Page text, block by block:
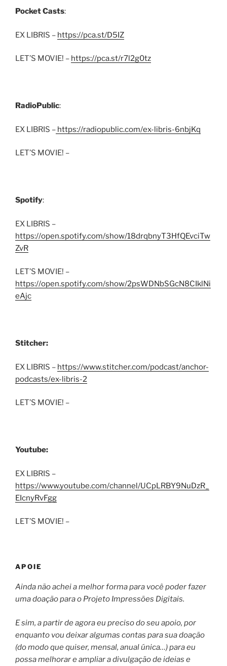
Pocket Casts:
EX LIBRIS – https://pca.st/D5IZ
LET’S MOVIE! – https://pca.st/r7l2g0tz
RadioPublic:
EX LIBRIS – https://radiopublic.com/ex-libris-6nbjKq
LET’S MOVIE! –
Spotify:
EX LIBRIS –
https://open.spotify.com/show/18drqbnyT3HfQEvciTw
ZvR
LET’S MOVIE! –
https://open.spotify.com/show/2psWDNbSGcN8CIklNi
eAjc
Stitcher:
EX LIBRIS – https://www.stitcher.com/podcast/anchor-
podcasts/ex-libris-2
LET’S MOVIE! –
Youtube:
EX LIBRIS –
https://www.youtube.com/channel/UCpLRBY9NuDzR_
EIcnyRvFgg
LET’S MOVIE! –
APOIE
Ainda não achei a melhor forma para você poder fazer
uma doação para o Projeto Impressões Digitais.
E sim, a partir de agora eu preciso do seu apoio, por
enquanto vou deixar algumas contas para sua doação
(do modo que quiser, mensal, anual única…) para eu
possa melhorar e ampliar a divulgação de ideias e